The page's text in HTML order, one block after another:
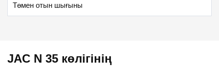
Төмен отын шығыны
JAC N 35 көлігінің